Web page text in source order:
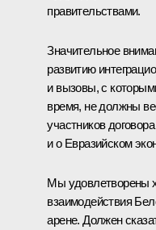
правительствами.
Значительное
развитию
и вызовы, с
время, не должны
участников
и о Евразийском
Мы удовлетворены
взаимодействия
арене. Должен